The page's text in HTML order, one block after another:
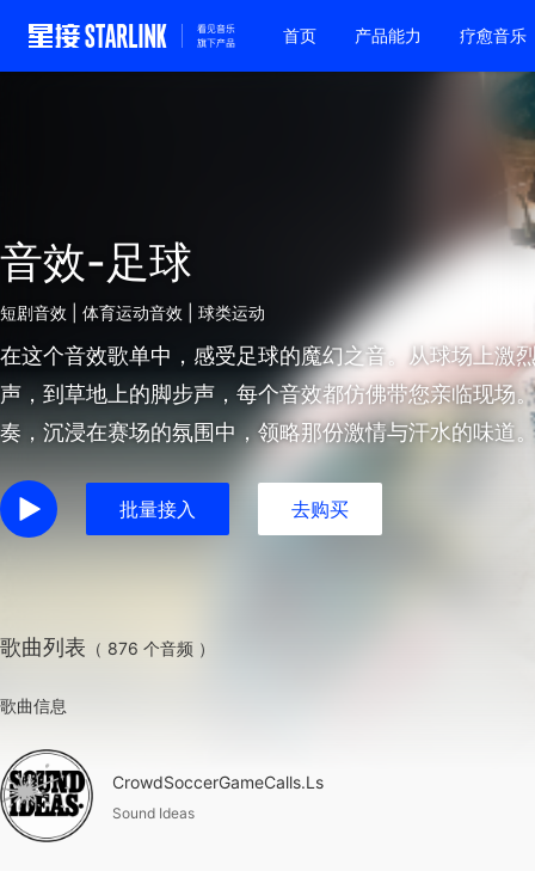
首页 产品能力 疗愈音乐
音效-足球
短剧音效 | 体育运动音效 | 球类运动
在这个音效歌单中，感受足球的魔幻之音。从球场上激
声，到草地上的脚步声，每个音效都仿佛带您亲临现场
奏，沉浸在赛场的氛围中，领略那份激情与汗水的味道
批量接入 去购买
歌曲列表 （ 876 个音频 ）
歌曲信息
CrowdSoccerGameCalls.Ls
Sound Ideas